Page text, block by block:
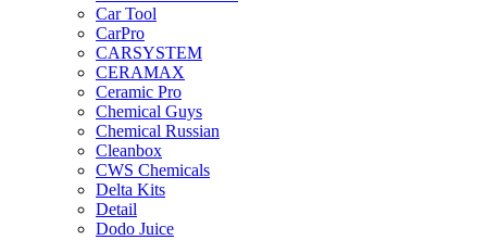
Car Tool
CarPro
CARSYSTEM
CERAMAX
Ceramic Pro
Chemical Guys
Chemical Russian
Cleanbox
CWS Chemicals
Delta Kits
Detail
Dodo Juice